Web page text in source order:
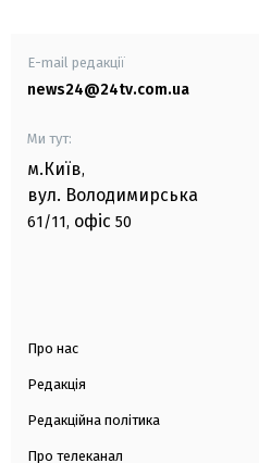
E-mail редакції
news24@24tv.com.ua
Ми тут:
м.Київ,
вул. Володимирська
61/11, офіс 50
Про нас
Редакція
Редакційна політика
Про телеканал